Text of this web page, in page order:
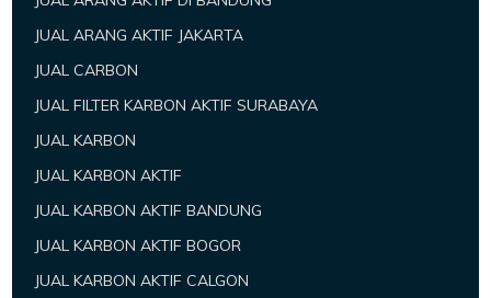
JUAL ARANG AKTIF JAKARTA
JUAL CARBON
JUAL FILTER KARBON AKTIF SURABAYA
JUAL KARBON
JUAL KARBON AKTIF
JUAL KARBON AKTIF BANDUNG
JUAL KARBON AKTIF BOGOR
JUAL KARBON AKTIF CALGON